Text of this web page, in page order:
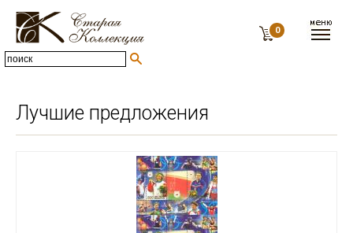
0
Лучшие предложения